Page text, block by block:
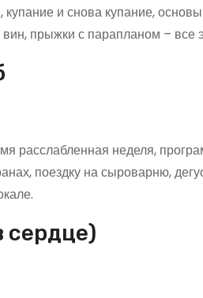
и снова купание,
прыжки с парапланом – все
расслабленная неделя,
поездку на сыроварню,
сердце)